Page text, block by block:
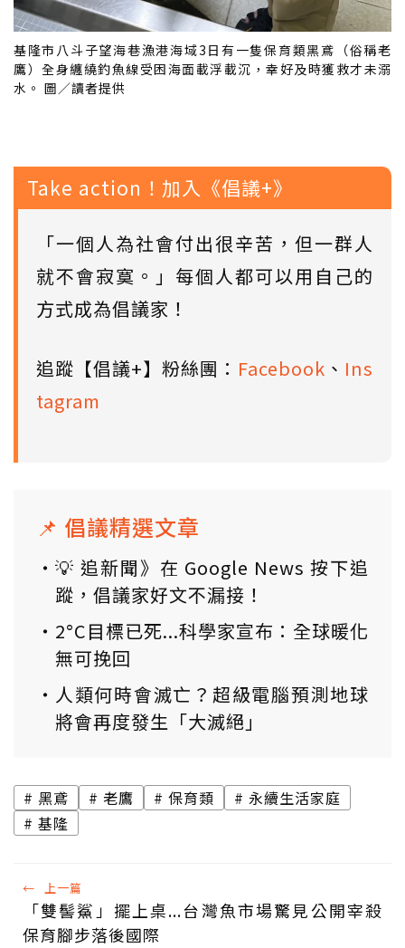
基隆市八斗子望海巷漁港海域3日有一隻保育類黑鳶（俗稱老
鷹）全身纏繞釣魚線受困海面載浮載沉，幸好及時獲救才未溺
水。 圖／讀者提供
Take action！加入《倡議+》
「一個人為社會付出很辛苦，但一群人
就不會寂寞。」每個人都可以用自己的
方式成為倡議家！
追蹤【倡議+】粉絲團： Facebook 、 Ins
tagram
📌 倡議精選文章
💡 追新聞》在 Google News 按下追
蹤，倡議家好文不漏接！
2°C目標已死...科學家宣布：全球暖化
無可挽回
人類何時會滅亡？超級電腦預測地球
將會再度發生「大滅絕」
黑鳶 老鷹 保育類
永續生活家庭
基隆
← 上一篇
「雙髻鯊」擺上桌...台灣魚市場驚見公開宰殺
保育腳步落後國際